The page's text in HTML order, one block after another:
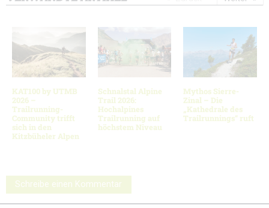
KAT100 by UTMB
2026 –
Trailrunning-
Community trifft
sich in den
Kitzbüheler Alpen
Schnalstal Alpine
Trail 2026:
Hochalpines
Trailrunning auf
höchstem Niveau
Mythos Sierre-
Zinal – Die
„Kathedrale des
Trailrunnings“ ruft
Schreibe einen Kommentar